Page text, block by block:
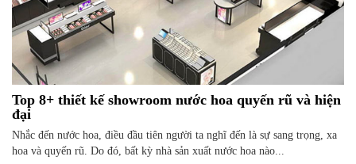
Top 8+ thiết kế showroom nước hoa quyến rũ và hiện
đại
Nhắc đến nước hoa, điều đầu tiên người ta nghĩ đến là sự sang trọng, xa
hoa và quyến rũ. Do đó, bất kỳ nhà sản xuất nước hoa nào...